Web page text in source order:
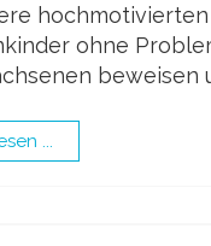
hochmotivierten
ohne
beweisen
...